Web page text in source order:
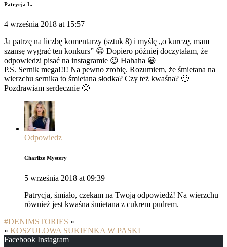
Patrycja L.
4 września 2018 at 15:57
Ja patrzę na liczbę komentarzy (sztuk 8) i myślę „o kurczę, mam
szansę wygrać ten konkurs” 😀 Dopiero później doczytałam, że
odpowiedzi pisać na instagramie 😉 Hahaha 😀
P.S. Sernik mega!!!! Na pewno zrobię. Rozumiem, że śmietana na
wierzchu sernika to śmietana słodka? Czy też kwaśna? 🙂
Pozdrawiam serdecznie 🙂
Odpowiedz
Charlize Mystery
5 września 2018 at 09:39
Patrycja, śmiało, czekam na Twoją odpowiedź! Na wierzchu
również jest kwaśna śmietana z cukrem pudrem.
#DENIMSTORIES »
« KOSZULOWA SUKIENKA W PASKI
Facebook Instagram